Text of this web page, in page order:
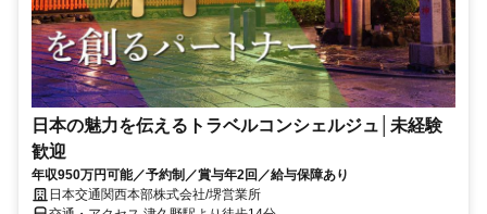
日本の魅力を伝えるトラベルコンシェルジュ│未経験
歓迎
年収950万円可能／予約制／賞与年2回／給与保障あり
日本交通関西本部株式会社/堺営業所